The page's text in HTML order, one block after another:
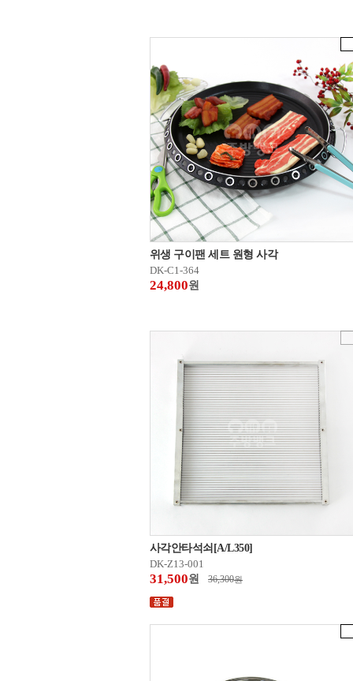
위생 구이팬 세트 원형 사각
DK-C1-364
24,800원
사각안타석쇠[A/L350]
DK-Z13-001
31,500원 36,300원